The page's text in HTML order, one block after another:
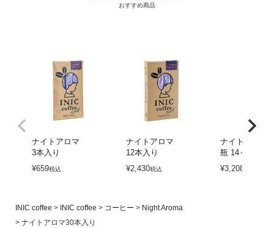
おすすめ商品
ナイトアロマ
3本入り
¥659税込
ナイトアロマ
12本入り
¥2,430税込
ナイトアロマ
瓶 14～28杯分
¥3,208
INIC coffee INIC coffee コーヒー
Night Aroma
ナイトアロマ30本入り